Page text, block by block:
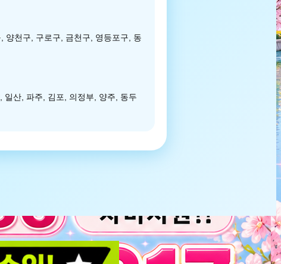
양천구, 구로구, 금천구, 영등포구, 동
산, 파주, 김포, 의정부, 양주, 동두